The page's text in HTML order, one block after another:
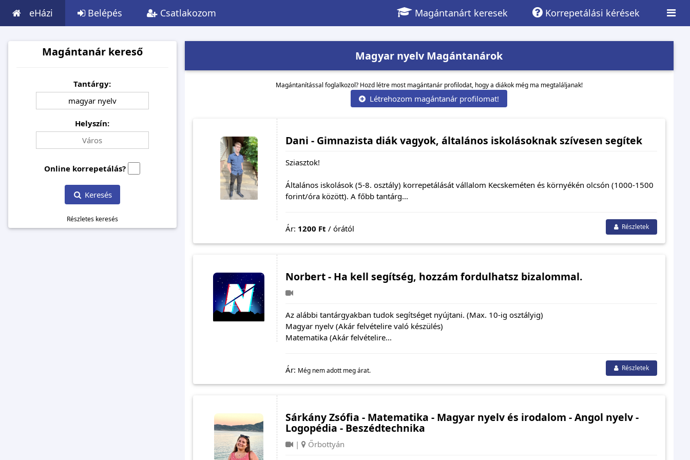
eHázi Belépés Csatlakozom Korrepetálási kérések
Magántanárt keresek
Magántanár kereső
Tantárgy:
Helyszín:
Online korrepetálás?
Keresés
Részletes keresés
Magyar nyelv Magántanárok
Magántanítással foglalkozol? Hozd létre most magántanár profilodat, hogy a diákok még ma megtaláljanak!
Létrehozom magántanár profilomat!
Dani - Gimnazista diák vagyok, általános iskolásoknak szívesen segítek
Sziasztok!
Általános iskolások (5-8. osztály) korrepetálását vállalom Kecskeméten és környékén olcsón (1000-1500
forint/óra között). A főbb tantárg...
Ár: 1200 Ft / órától Részletek
Norbert - Ha kell segítség, hozzám fordulhatsz bizalommal.
Az alábbi tantárgyakban tudok segítséget nyújtani. (Max. 10-ig osztályig)
Magyar nyelv (Akár felvételire való készülés)
Matematika (Akár felvételire...
Ár: Még nem adott meg árat. Részletek
Sárkány Zsófia - Matematika - Magyar nyelv és irodalom - Angol nyelv -
Logopédia - Beszédtechnika
| Őrbottyán